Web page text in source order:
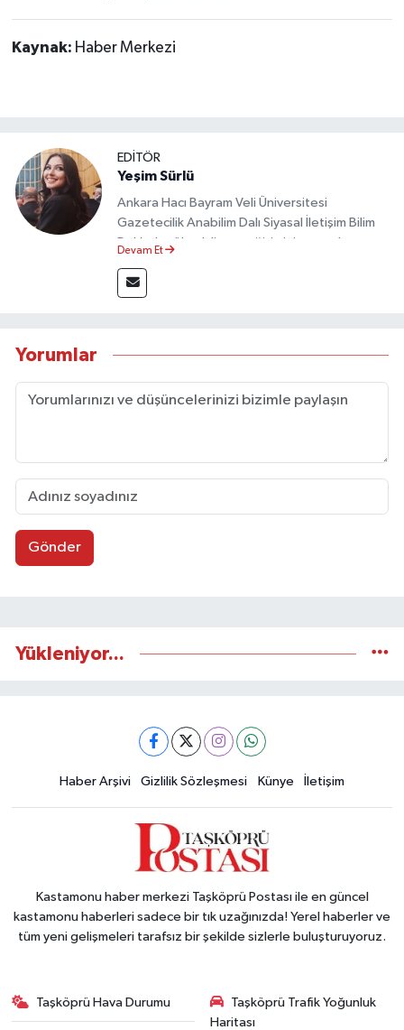
Kaynak: Haber Merkezi
EDİTÖR
Yeşim Sürlü
Ankara Hacı Bayram Veli Üniversitesi
Gazetecilik Anabilim Dalı Siyasal İletişim Bilim
Dalı’nda yüksek lisans eğitimini tamamlamıştır.
akademik çalışmalar gerçekleştirmiştir.
Taşköprü Postası internet haber sitesinde
Devam Et
Yorumlar
Gönder
Yükleniyor...
Haber Arşivi Gizlilik Sözleşmesi Künye İletişim
Kastamonu haber merkezi Taşköprü Postası ile en güncel
kastamonu haberleri sadece bir tık uzağınızda! Yerel haberler ve
tüm yeni gelişmeleri tarafsız bir şekilde sizlerle buluşturuyoruz.
Taşköprü Hava Durumu
Taşköprü Trafik Yoğunluk
Haritası